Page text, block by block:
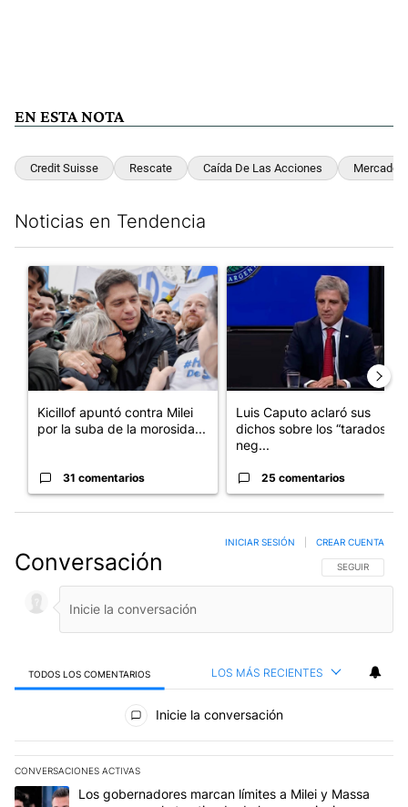
EN ESTA NOTA
Credit Suisse Rescate Caída De Las Acciones Mercados
Noticias en Tendencia
Un artículo de tendencia con el título "Kicillof apuntó contra
Kicillof apuntó contra Milei
por la suba de la morosida...
31 comentarios
Un artículo de tendencia con
Luis Caputo aclaró sus
dichos sobre los “tarados” y
neg...
25 comentarios
Conversación SIGA ESTA
SEGUIR
INICIAR SESIÓN CREAR CUENTA
TODOS LOS COMENTARIOS LOS MÁS RECIENTES
Todos los comentarios
Inicie la conversación
CONVERSACIONES ACTIVAS
Este listado muestra los artículos con más comentarios en los
Un artículo de tendencia con el título "Los gobernadores
Los gobernadores marcan límites a Milei y Massa